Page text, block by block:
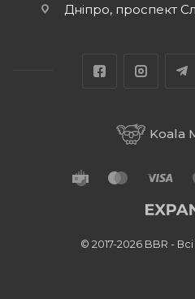
Дніпро, проспект
Koala
© 2017-2026 BBR -